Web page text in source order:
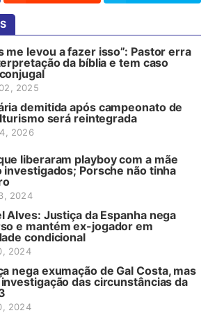
me levou a fazer isso”: Pastor erra
da bíblia e tem caso
2025
demitida após campeonato de
será reintegrada
2026
liberaram playboy com a mãe
investigados; Porsche não tinha
2024
Alves: Justiça da Espanha nega
e mantém ex-jogador em
condicional
2024
nega exumação de Gal Costa, mas
das circunstâncias da
2024